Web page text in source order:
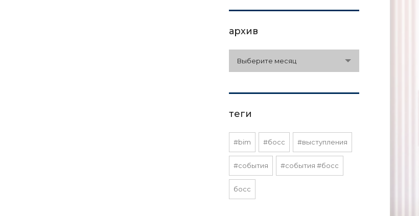
архив
архив
Выберите месяц
теги
#bim #босс #выступления
#события #события #босс
босс